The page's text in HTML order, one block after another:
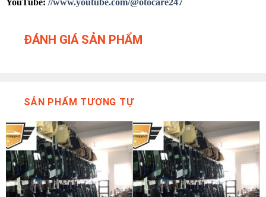
ĐÁNH GIÁ SẢN PHẨM
SẢN PHẨM TƯƠNG TỰ